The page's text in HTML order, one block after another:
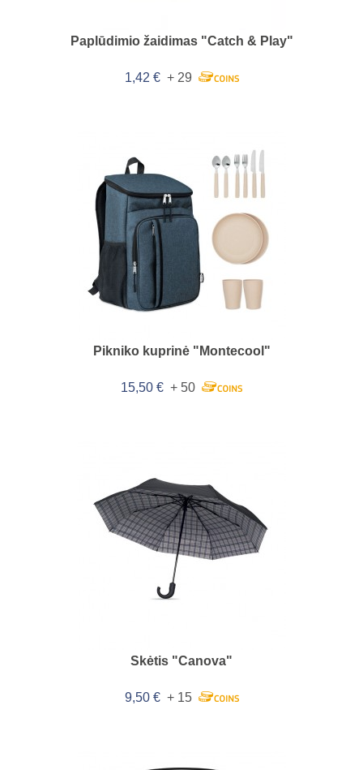
Paplūdimio žaidimas "Catch & Play"
1,42 € + 29
Pikniko kuprinė "Montecool"
15,50 € + 50
Skėtis "Canova"
9,50 € + 15